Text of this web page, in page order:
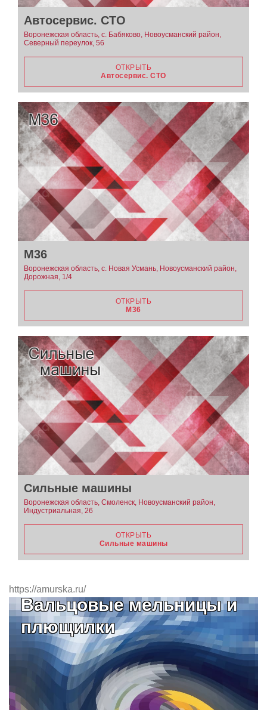
Автосервис. СТО
Воронежская область, с. Бабяково, Новоусманский район,
Северный переулок, 56
ОТКРЫТЬ
Автосервис. СТО
М36
Воронежская область, с. Новая Усмань, Новоусманский район,
Дорожная, 1/4
ОТКРЫТЬ
М36
Сильные машины
Воронежская область, Смоленск, Новоусманский район,
Индустриальная, 26
ОТКРЫТЬ
Сильные машины
https://amurska.ru/
Вальцовые мельницы и
плющилки